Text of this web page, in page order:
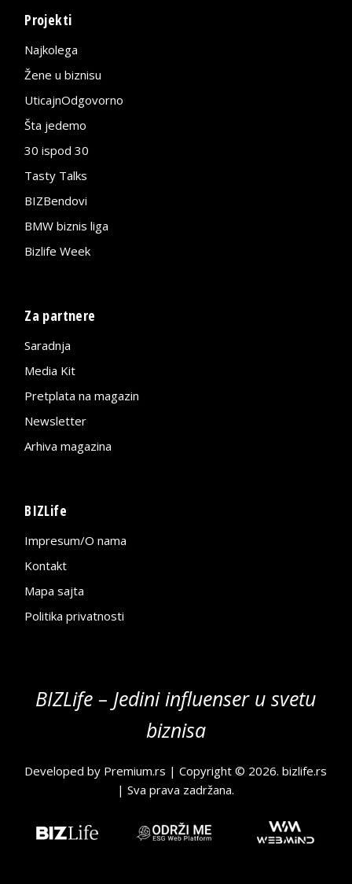
Projekti
Najkolega
Žene u biznisu
UticajnOdgovorno
Šta jedemo
30 ispod 30
Tasty Talks
BIZBendovi
BMW biznis liga
Bizlife Week
Za partnere
Saradnja
Media Kit
Pretplata na magazin
Newsletter
Arhiva magazina
BIZLife
Impresum/O nama
Kontakt
Mapa sajta
Politika privatnosti
BIZLife – Jedini influenser u svetu
biznisa
Developed by Premium.rs | Copyright © 2026.bizlife.rs
| Sva prava zadržana.